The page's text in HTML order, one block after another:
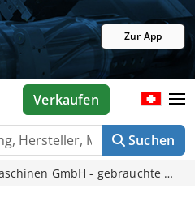
Zur App
Suchen
Verkaufen
GmbH - gebrauchte